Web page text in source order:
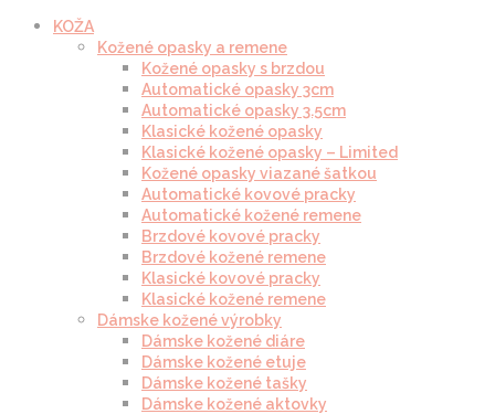
KOŽA
Kožené opasky a remene
Kožené opasky s brzdou
Automatické opasky 3cm
Automatické opasky 3.5cm
Klasické kožené opasky
Klasické kožené opasky – Limited
Kožené opasky viazané šatkou
Automatické kovové pracky
Automatické kožené remene
Brzdové kovové pracky
Brzdové kožené remene
Klasické kovové pracky
Klasické kožené remene
Dámske kožené výrobky
Dámske kožené diáre
Dámske kožené etuje
Dámske kožené tašky
Dámske kožené aktovky